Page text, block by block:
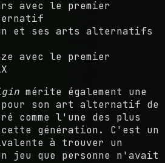
avec le premier
et ses arts alternatifs
avec le premier
mérite également une
pour son art alternatif de
comme l'une des plus
génération. C'est un
à trouver un
jeu que personne n'avait